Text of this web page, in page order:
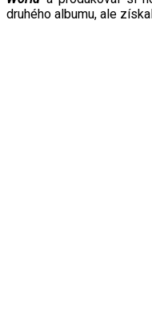
druhého albumu, ale